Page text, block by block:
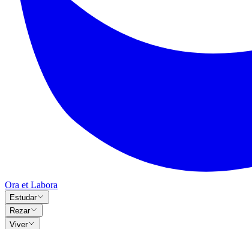
Ora et Labora
Estudar
Rezar
Viver